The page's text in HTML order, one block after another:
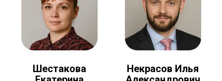
Шестакова
Некрасов Илья